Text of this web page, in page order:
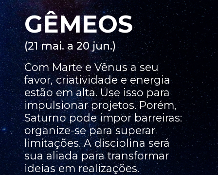
GÊMEOS
(21 mai. a 20 jun.)
Com Marte e Vênus a seu
favor, criatividade e energia
estão em alta. Use isso para
impulsionar projetos. Porém,
Saturno pode impor barreiras:
organize-se para superar
limitações. A disciplina será
sua aliada para transformar
ideias em realizações.